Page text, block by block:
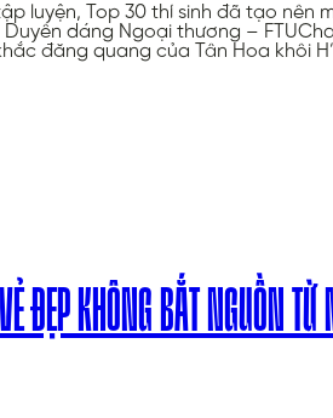
luyện, Top 30 thí sinh đã tạo nên
dáng Ngoại thương –
đăng quang của Tân Hoa khôi
ĐẸP KHÔNG BẮT NGUỒN